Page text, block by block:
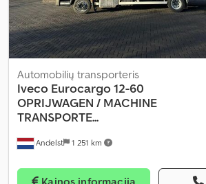
Andelst 1 251 km
Automobilių transporteris
Iveco Eurocargo 12-60
OPRIJWAGEN / MACHINE
TRANSPORTE...
Kainos informacija